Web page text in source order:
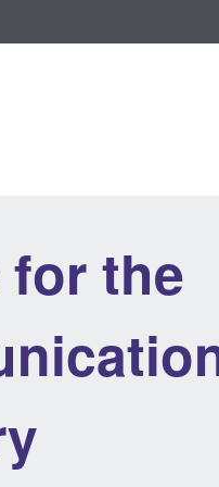
the